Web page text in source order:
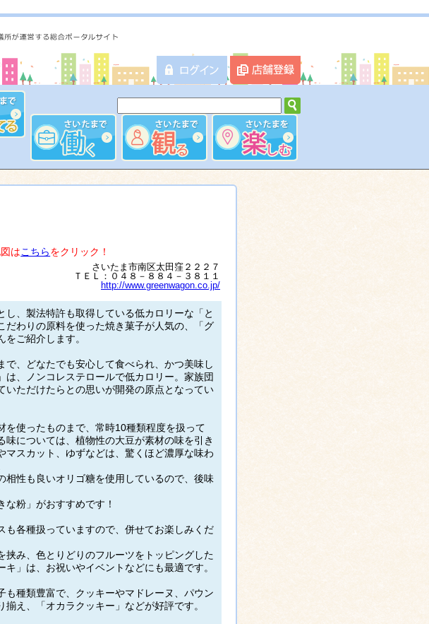
はこちらをクリック！
さいたま市南区太田窪２２２７
ＴＥＬ：０４８－８８４－３８１１
http://www.greenwagon.co.jp/
し、製法特許も取得している低カロリーな「と
だわりの原料を使った焼き菓子が人気の、「グ
をご紹介します。
で、どなたでも安心して食べられ、かつ美味し
は、ノンコレステロールで低カロリー。家族団
いただけたらとの思いが開発の原点となってい
を使ったものまで、常時10種類程度を扱って
味については、植物性の大豆が素材の味を引き
マスカット、ゆずなどは、驚くほど濃厚な味わ
相性も良いオリゴ糖を使用しているので、後味
な粉」がおすすめです！
も各種扱っていますので、併せてお楽しみくだ
挟み、色とりどりのフルーツをトッピングした
キ」は、お祝いやイベントなどにも最適です。
も種類豊富で、クッキーやマドレーヌ、パウン
揃え、「オカラクッキー」などが好評です。